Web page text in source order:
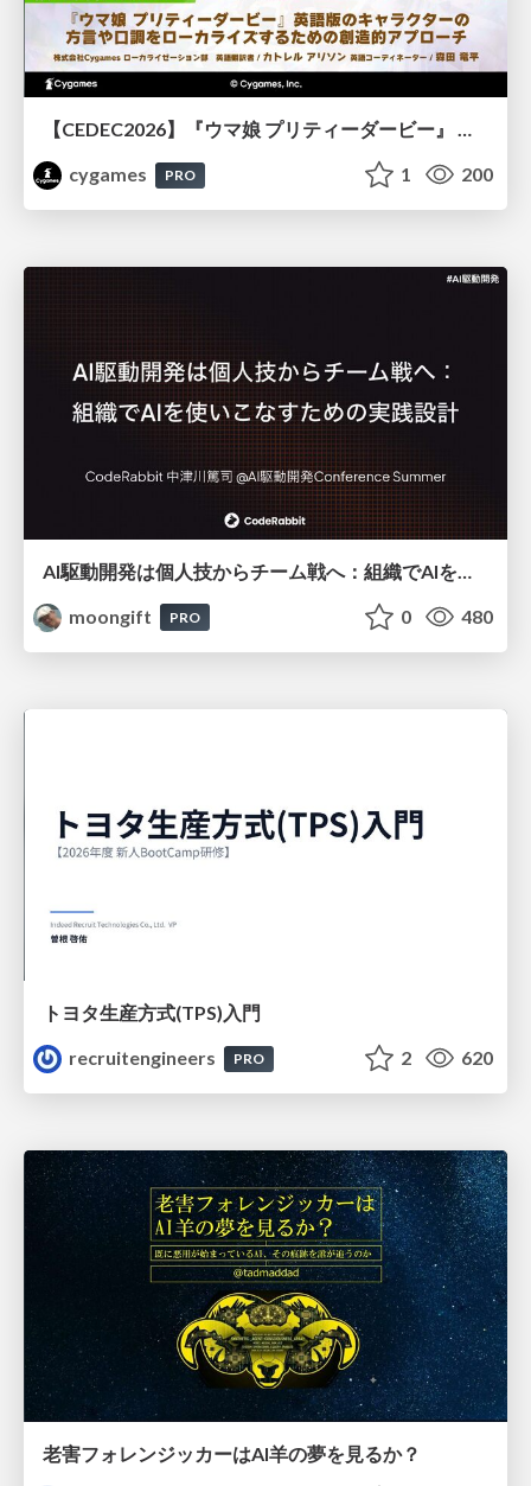
【CEDEC2026】『ウマ娘 プリティーダービー』 英語版のキャラクターの方言や口調をローカライズするための創造的アプローチ
cygames
PRO 1 200
moongift
PRO 0 480
トヨタ⽣産⽅式(TPS)⼊⾨
recruitengineers
PRO 2 620
老害フォレンジッカーはAI羊の夢を見るか？